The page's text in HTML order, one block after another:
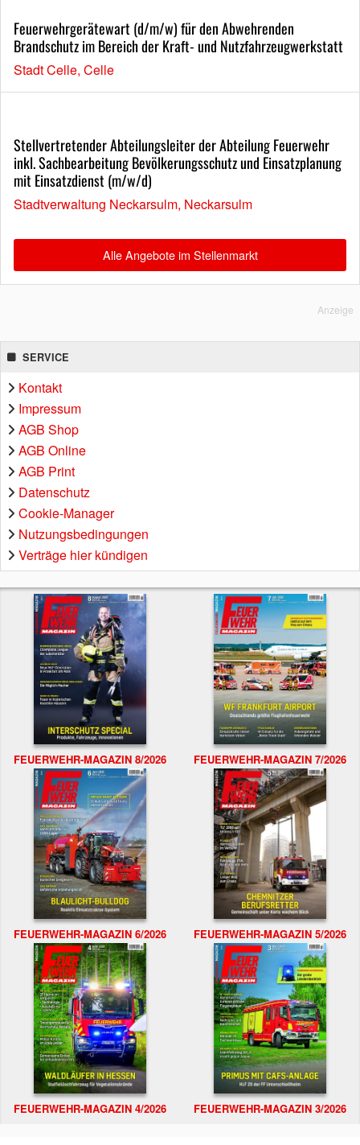
Feuerwehrgerätewart (d/m/w) für den Abwehrenden
Brandschutz im Bereich der Kraft- und Nutzfahrzeugwerkstatt
Stadt Celle, Celle
Stellvertretender Abteilungsleiter der Abteilung Feuerwehr
inkl. Sachbearbeitung Bevölkerungsschutz und Einsatzplanung
mit Einsatzdienst (m/w/d)
Stadtverwaltung Neckarsulm, Neckarsulm
Alle Angebote im Stellenmarkt
Anzeige
SERVICE
Kontakt
Impressum
AGB Shop
AGB Online
AGB Print
Datenschutz
Cookie-Manager
Nutzungsbedingungen
Verträge hier kündigen
FEUERWEHR-MAGAZIN 8/2026 FEUERWEHR-MAGAZIN 7/2026
FEUERWEHR-MAGAZIN 6/2026 FEUERWEHR-MAGAZIN 5/2026
FEUERWEHR-MAGAZIN 4/2026 FEUERWEHR-MAGAZIN 3/2026